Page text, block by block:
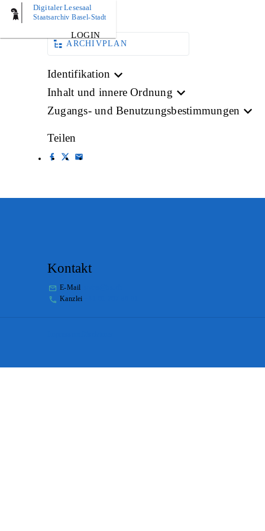
Digitaler Lesesaal
Staatsarchiv Basel-Stadt
LOGIN
BILD
ARCHIVPLAN
Identifikation
Inhalt und innere Ordnung
Zugangs- und Benutzungsbestimmungen
Teilen
Kontakt
E-Mail
Kanzlei